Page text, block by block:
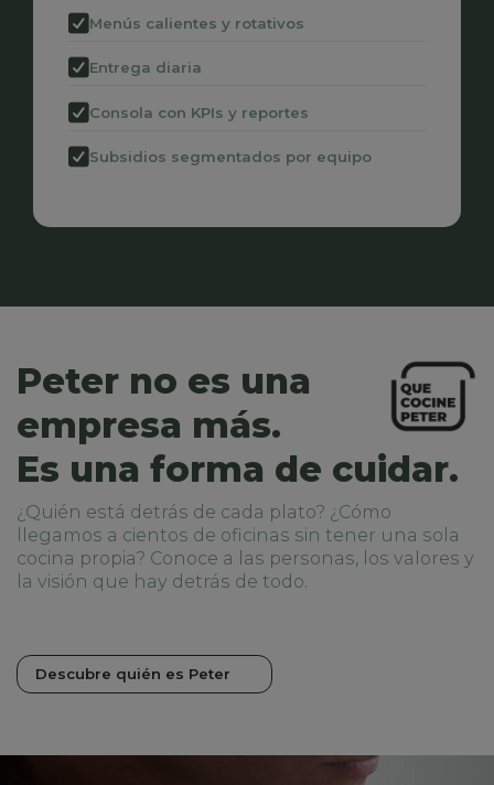
Menús calientes y rotativos
Entrega diaria
Consola con KPIs y reportes
Subsidios segmentados por equipo
Peter no es una
empresa más.
Es una forma de cuidar.
¿Quién está detrás de cada plato? ¿Cómo
llegamos a cientos de oficinas sin tener una sola
cocina propia? Conoce a las personas, los valores y
la visión que hay detrás de todo.
Descubre quién es Peter